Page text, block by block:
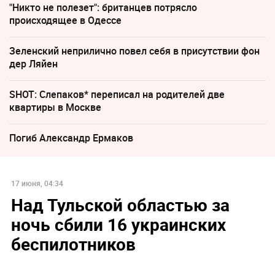
"Никто не полезет": британцев потрясло
происходящее в Одессе
Зеленский неприлично повел cебя в присутствии фон
дер Ляйен
SHOT: Слепаков* переписал на родителей две
квартиры в Москве
Погиб Александр Ермаков
17 июня, 04:34
Над Тульской областью за
ночь сбили 16 украинских
беспилотников